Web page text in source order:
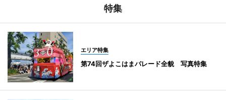
特集
エリア特集
第74回ザよこはまパレード全貌 写真特集